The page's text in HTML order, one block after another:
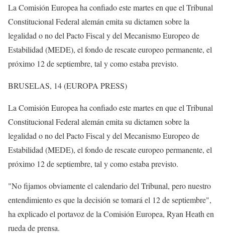
La Comisión Europea ha confiado este martes en que el Tribunal
Constitucional Federal alemán emita su dictamen sobre la
legalidad o no del Pacto Fiscal y del Mecanismo Europeo de
Estabilidad (MEDE), el fondo de rescate europeo permanente, el
próximo 12 de septiembre, tal y como estaba previsto.
BRUSELAS, 14 (EUROPA PRESS)
La Comisión Europea ha confiado este martes en que el Tribunal
Constitucional Federal alemán emita su dictamen sobre la
legalidad o no del Pacto Fiscal y del Mecanismo Europeo de
Estabilidad (MEDE), el fondo de rescate europeo permanente, el
próximo 12 de septiembre, tal y como estaba previsto.
"No fijamos obviamente el calendario del Tribunal, pero nuestro
entendimiento es que la decisión se tomará el 12 de septiembre",
ha explicado el portavoz de la Comisión Europea, Ryan Heath en
rueda de prensa.